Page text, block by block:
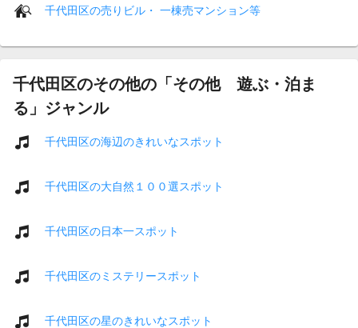
千代田区の売りビル・ 一棟売マンション等
千代田区のその他の「その他 遊ぶ・泊ま
る」ジャンル
千代田区の海辺のきれいなスポット
千代田区の大自然１００選スポット
千代田区の日本一スポット
千代田区のミステリースポット
千代田区の星のきれいなスポット